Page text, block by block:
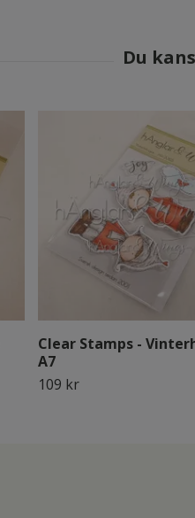
Clear Stamps -
A7
109 kr